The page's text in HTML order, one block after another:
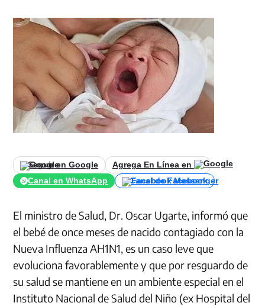
Seguir en Google
Agrega En Línea en
Canal en WhatsApp
Canal de Facebook
El ministro de Salud, Dr. Oscar Ugarte, informó que
el bebé de once meses de nacido contagiado con la
Nueva Influenza AH1N1, es un caso leve que
evoluciona favorablemente y que por resguardo de
su salud se mantiene en un ambiente especial en el
Instituto Nacional de Salud del Niño (ex Hospital del